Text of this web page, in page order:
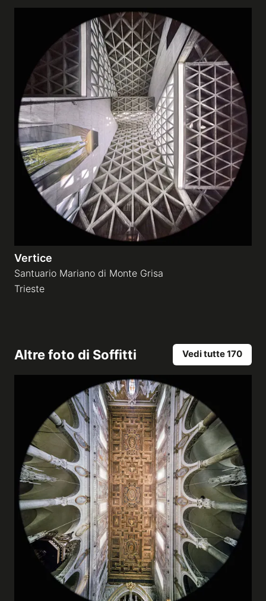
Vertice
Santuario Mariano di Monte Grisa
Trieste
Altre foto di Soffitti Vedi tutte 170